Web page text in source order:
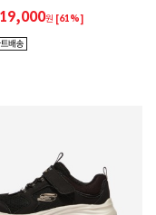
19,000원 [61%]